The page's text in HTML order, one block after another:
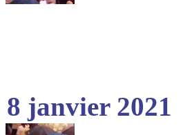
8 janvier 2021